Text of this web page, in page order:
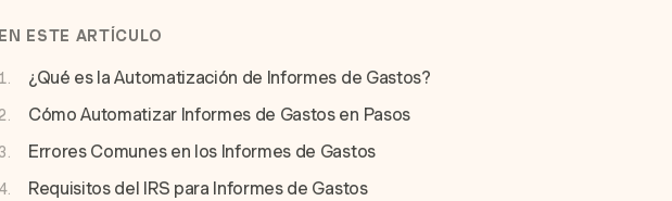
EN ESTE ARTÍCULO
¿Qué es la Automatización de Informes de Gastos?
Cómo Automatizar Informes de Gastos en Pasos
Errores Comunes en los Informes de Gastos
Requisitos del IRS para Informes de Gastos